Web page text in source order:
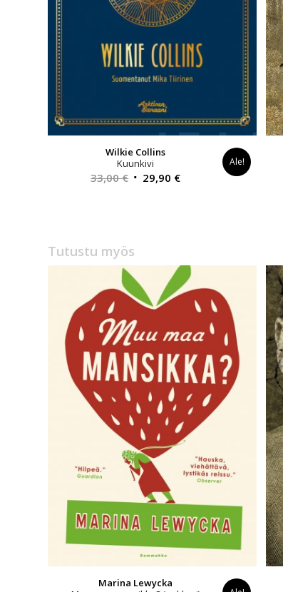
Wilkie Collins
Kuunkivi
33,00€ Alkuperäinen
29,90 €Nykyinen
Ale!
Tutustu myös
Marina Lewycka